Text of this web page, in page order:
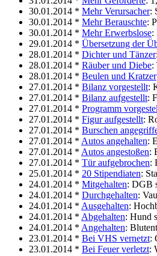
30.01.2014 * Mehr Verursacher:
30.01.2014 * Mehr Berauschte:
30.01.2014 * Mehr Erwerbslose:
29.01.2014 * Übersetzung der
28.01.2014 * Dichter und Tänzer
28.01.2014 * Räuber und Diebe:
28.01.2014 * Beulen und Kratzer
27.01.2014 * Bilanz vorgestellt:
27.01.2014 * Bilanz aufgestellt:
27.01.2014 * Programm
27.01.2014 * Figur aufgestellt:
27.01.2014 * Burschen
27.01.2014 * Autos angehalten:
27.01.2014 * Autos angestoßen:
27.01.2014 * Tür aufgebrochen:
25.01.2014 * 20 Stipendiaten:
24.01.2014 * Mitgehalten: DGB
24.01.2014 * Durchgehalten:
24.01.2014 * Ausgehalten:
24.01.2014 * Abgehalten: Hund
24.01.2014 * Angehalten:
23.01.2014 * Bei VHS vernetzt:
23.01.2014 * Bei Feuer verletzt: